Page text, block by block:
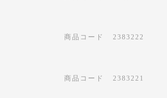
商品コード 2383222
商品コード 2383221